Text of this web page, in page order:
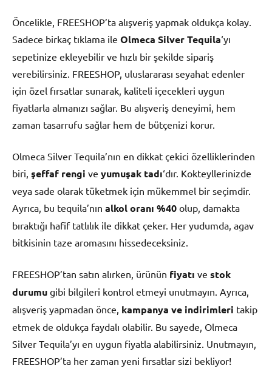
Öncelikle, FREESHOP’ta alışveriş yapmak oldukça kolay.
Sadece birkaç tıklama ile Olmeca Silver Tequila‘yı
sepetinize ekleyebilir ve hızlı bir şekilde sipariş
verebilirsiniz. FREESHOP, uluslararası seyahat edenler
için özel fırsatlar sunarak, kaliteli içecekleri uygun
fiyatlarla almanızı sağlar. Bu alışveriş deneyimi, hem
zaman tasarrufu sağlar hem de bütçenizi korur.
Olmeca Silver Tequila’nın en dikkat çekici özelliklerinden
biri, şeffaf rengi ve yumuşak tadı‘dır. Kokteyllerinizde
veya sade olarak tüketmek için mükemmel bir seçimdir.
Ayrıca, bu tequila’nın alkol oranı %40 olup, damakta
bıraktığı hafif tatlılık ile dikkat çeker. Her yudumda, agav
bitkisinin taze aromasını hissedeceksiniz.
FREESHOP’tan satın alırken, ürünün fiyatı ve stok
durumu gibi bilgileri kontrol etmeyi unutmayın. Ayrıca,
alışveriş yapmadan önce, kampanya ve indirimleri takip
etmek de oldukça faydalı olabilir. Bu sayede, Olmeca
Silver Tequila’yı en uygun fiyatla alabilirsiniz. Unutmayın,
FREESHOP’ta her zaman yeni fırsatlar sizi bekliyor!